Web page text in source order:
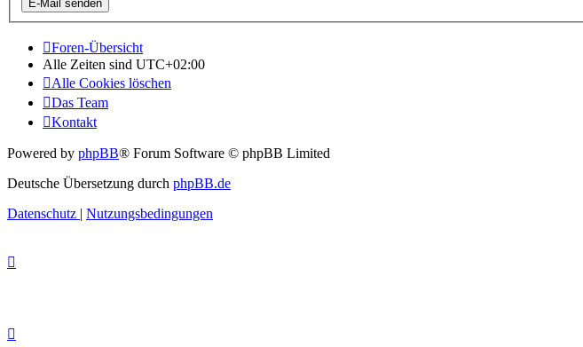
Foren-Übersicht
Alle Zeiten sind UTC+02:00
Alle Cookies löschen
Das Team
Kontakt
Powered by phpBB® Forum Software © phpBB Limited
Deutsche Übersetzung durch phpBB.de
Datenschutz | Nutzungsbedingungen